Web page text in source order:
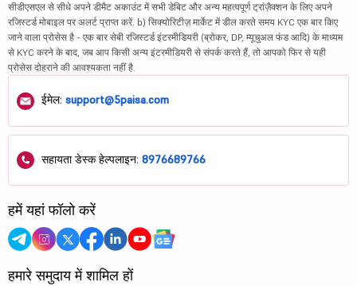
सीडीएसएल से सीधे अपने डीमैट अकाउंट में सभी डेबिट और अन्य महत्वपूर्ण ट्रांज़ैक्शन के लिए अपने
रजिस्टर्ड मोबाइल पर अलर्ट प्राप्त करें. b) सिक्योरिटीज़ मार्केट में डील करते समय KYC एक बार किए
जाने वाला प्रोसेस है - एक बार सेबी रजिस्टर्ड इंटरमीडियरी (ब्रोकर, DP, म्यूचुअल फंड आदि) के माध्यम
से KYC करने के बाद, जब आप किसी अन्य इंटरमीडियरी से संपर्क करते हैं, तो आपको फिर से यही
प्रोसेस दोहराने की आवश्यकता नहीं है.
ईमेल: support@5paisa.com
सहायता डेस्क हेल्पलाइन: 8976689766
हमें यहां फॉलो करें
हमारे समुदाय में शामिल हों